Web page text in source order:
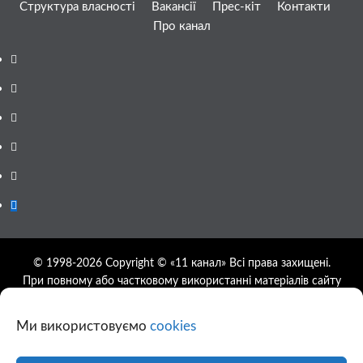
Ми використовуємо cookies
Структура власності
Вакансії Прес-кіт
Контакти
Про канал
Facebook
YouTube
Telegram
Instagram
Twitter
Google
© 1998-2026 Copyright © «11 канал» Всі права захищені.
При повному або частковому використанні матеріалів сайту
абзацу.